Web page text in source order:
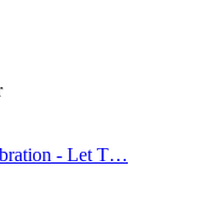
- Let T…